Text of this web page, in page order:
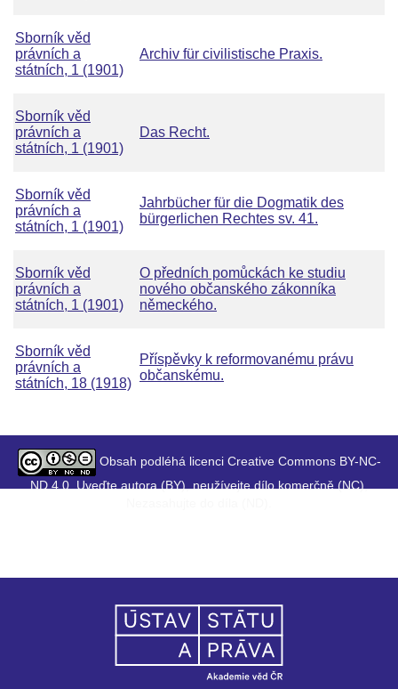
Sborník věd
právních a
státních, 1 (1901)
Archiv für civilistische Praxis.
Sborník věd
právních a
státních, 1 (1901)
Das Recht.
Sborník věd
právních a
státních, 1 (1901)
Jahrbücher für die Dogmatik des
bürgerlichen Rechtes sv. 41.
Sborník věd
právních a
státních, 1 (1901)
O předních pomůckách ke studiu
nového občanského zákonníka
německého.
Sborník věd
právních a
státních, 18 (1918)
Příspěvky k reformovanému právu
občanskému.
Obsah podléhá licenci Creative Commons BY-NC-
ND 4.0. Uveďte autora (BY), neužívejte dílo komerčně (NC),